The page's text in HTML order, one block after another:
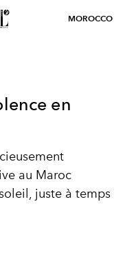
MOROCCO
en
au Maroc
juste à temps